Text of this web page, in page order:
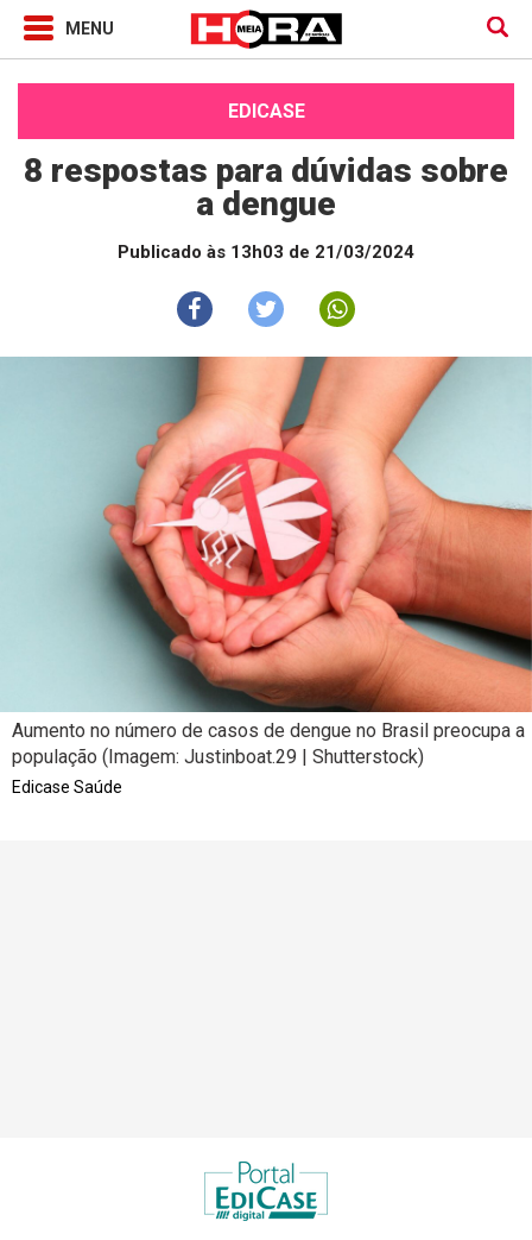
EDICASE
8 respostas para dúvidas sobre
a dengue
Publicado às 13h03 de 21/03/2024
Aumento no número de casos de dengue no Brasil preocupa a
população (Imagem: Justinboat.29 | Shutterstock)
Edicase Saúde